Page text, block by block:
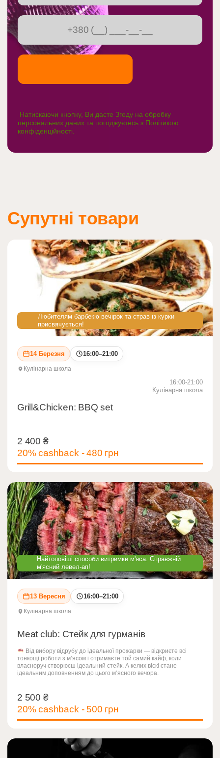
Натискаючи кнопку, Ви даєте Згоду на обробку
персональних даних та погоджуєтесь з Політикою
конфіденційності
Супутні товари
Любителям барбекю вечірок та страв із курки
присвячується!
14 Березня 16:00–21:00
Кулінарна школа
16:00-21:00
Кулінарна школа
Grill&Chicken: BBQ set
2 400 ₴
20% cashback - 480 грн
2 400 ₴
Найтоповіші способи витримки м'яса. Справжній
м'ясний левел-ап!
13 Вересня 16:00–21:00
Кулінарна школа
Meat club: Стейк для гурманів
Від вибору відрубу до ідеальної прожарки — відкриєте всі
тонкощі роботи з м’ясом і отримаєте той самий кайф, коли
власноруч створюєш ідеальний стейк. А келих віскі стане
ідеальним доповненням до цього м’ясного вечора.
2 500 ₴
20% cashback - 500 грн
2 500 ₴